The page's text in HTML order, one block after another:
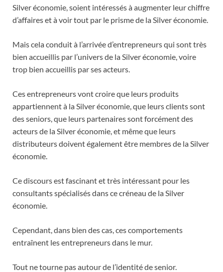
Silver économie, soient intéressés à augmenter leur chiffre
d’affaires et à voir tout par le prisme de la Silver économie.
Mais cela conduit à l’arrivée d’entrepreneurs qui sont très
bien accueillis par l’univers de la Silver économie, voire
trop bien accueillis par ses acteurs.
Ces entrepreneurs vont croire que leurs produits
appartiennent à la Silver économie, que leurs clients sont
des seniors, que leurs partenaires sont forcément des
acteurs de la Silver économie, et même que leurs
distributeurs doivent également être membres de la Silver
économie.
Ce discours est fascinant et très intéressant pour les
consultants spécialisés dans ce créneau de la Silver
économie.
Cependant, dans bien des cas, ces comportements
entraînent les entrepreneurs dans le mur.
Tout ne tourne pas autour de l’identité de senior.